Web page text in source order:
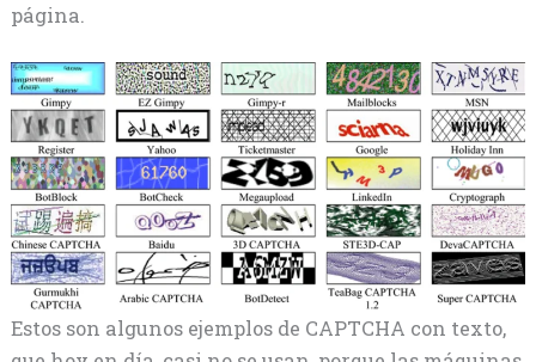
página.
Estos son algunos ejemplos de CAPTCHA con texto,